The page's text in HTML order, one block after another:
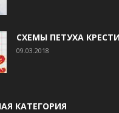
СХЕМЫ ПЕТУХА
09.03.2018
КАТЕГОРИЯ